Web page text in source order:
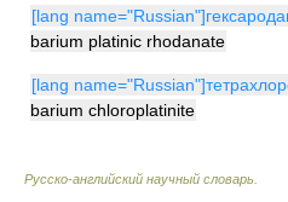
[lang
barium platinic rhodanate
[lang
barium chloroplatinite
Русско-английский научный словарь